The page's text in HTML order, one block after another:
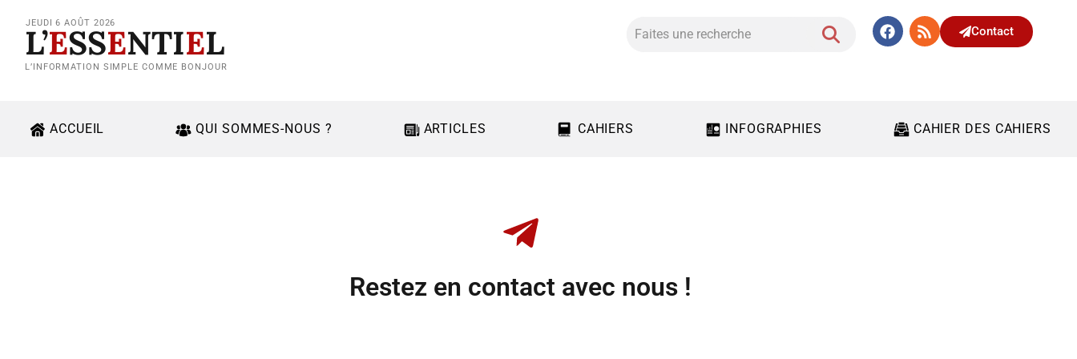
JEUDI 6 AOÛT 2026
L’ESSENTIEL
L’INFORMATION SIMPLE COMME BONJOUR
Contact
ACCUEIL QUI SOMMES-NOUS ? ARTICLES CAHIERS INFOGRAPHIES CAHIER DES CAHIERS
Restez en contact avec nous !